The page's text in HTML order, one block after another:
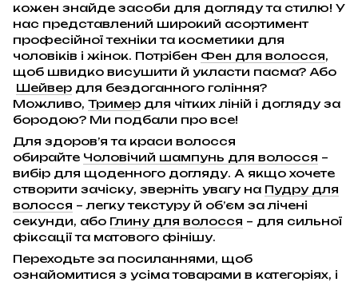
кожен знайде засоби для догляду та стилю! У
нас представлений широкий асортимент
професійної техніки та косметики для
чоловіків і жінок. Потрібен Фен для волосся,
щоб швидко висушити й укласти пасма? Або
Шейвер для бездоганного гоління?
Можливо, Тример для чітких ліній і догляду за
бородою? Ми подбали про все!
Для здоров’я та краси волосся
обирайте Чоловічий шампунь для волосся –
вибір для щоденного догляду. А якщо хочете
створити зачіску, зверніть увагу на Пудру для
волосся – легку текстуру й об’єм за лічені
секунди, або Глину для волосся – для сильної
фіксації та матового фінішу.
Переходьте за посиланнями, щоб
ознайомитися з усіма товарами в категоріях, і